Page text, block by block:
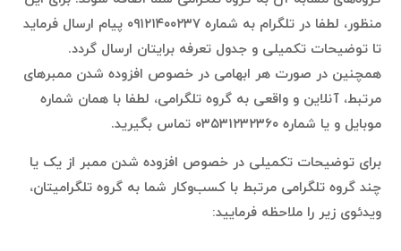
منظور، لطفا در تلگرام به شماره ۰۹۱۲۱۴۰۰۲۳۷ پیام ارسال فرماید
تا توضیحات تکمیلی و جدول تعرفه برایتان ارسال گردد.
همچنین در صورت هر ابهامی در خصوص افزوده شدن ممبرهای
مرتبط، آنلاین و واقعی به گروه تلگرامی، لطفا با همان شماره
موبایل و یا شماره ۰۳۵۳۱۲۳۲۳۶۰ تماس بگیرید.
برای توضیحات تکمیلی در خصوص افزوده شدن ممبر از یک یا
چند گروه تلگرامی مرتبط با کسب‌وکار شما به گروه تلگرامیتان،
ویدئوی زیر را ملاحظه فرمایید: